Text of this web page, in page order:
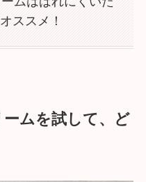
ススメ！
ームを試して、ど